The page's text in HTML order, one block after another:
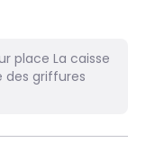
place La caisse
des griffures